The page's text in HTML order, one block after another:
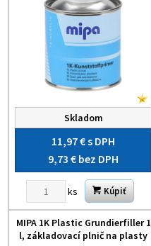
Skladom
11,97 €s DPH
9,73 € bez DPH
ks Kúpiť
MIPA 1K Plastic Grundierfiller 1
l, základovací plnič na plasty